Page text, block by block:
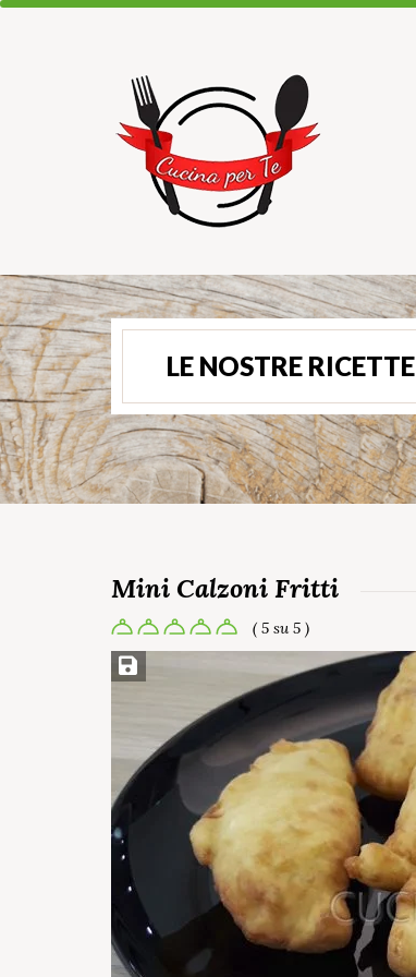
LE NOSTRE RICETTE
Mini Calzoni Fritti
( 5 su 5 )
Salva ricetta